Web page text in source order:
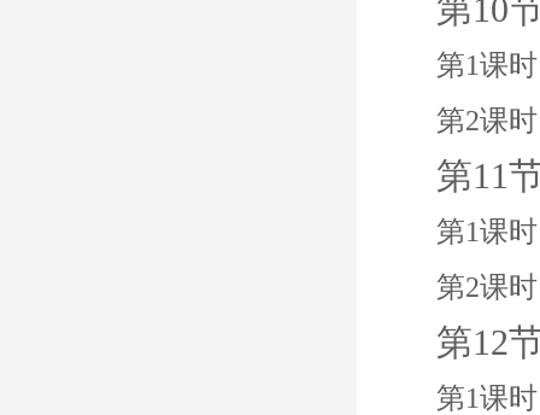
第10
第1课
第2课
第11
第1课
第2课
第12
第1课